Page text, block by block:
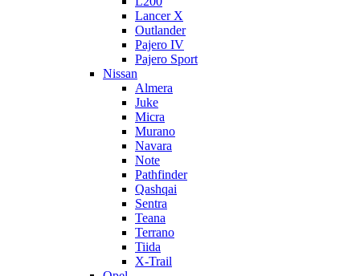
Lancer X
Outlander
Pajero IV
Pajero Sport
Nissan
Almera
Juke
Micra
Murano
Navara
Note
Pathfinder
Qashqai
Sentra
Teana
Terrano
Tiida
X-Trail